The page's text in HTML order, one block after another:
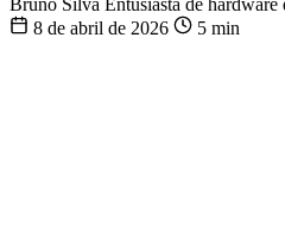
8 de abril de 2026
5 min